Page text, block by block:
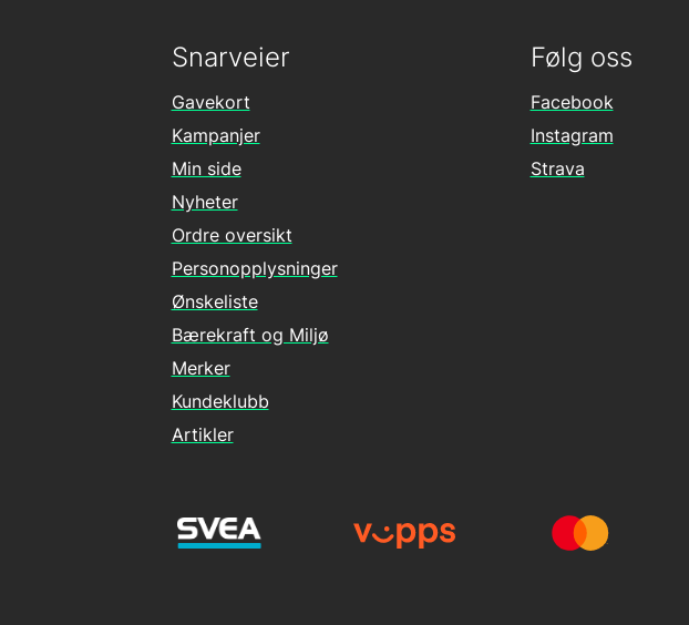
Følg oss
Facebook
Instagram
Strava
Snarveier
Gavekort
Kampanjer
Min side
Nyheter
Ordre oversikt
Personopplysninger
Ønskeliste
Bærekraft og Miljø
Merker
Kundeklubb
Artikler